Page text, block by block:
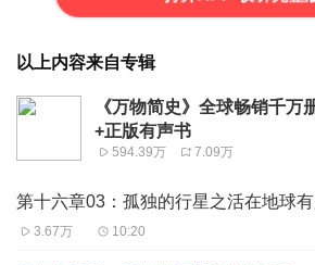
以上内容来自专辑
《万物简史》全球畅销千万
+正版有声书
594.39万 7.09万
第十六章03：孤独的行星之活在地球
3.67万 10:20